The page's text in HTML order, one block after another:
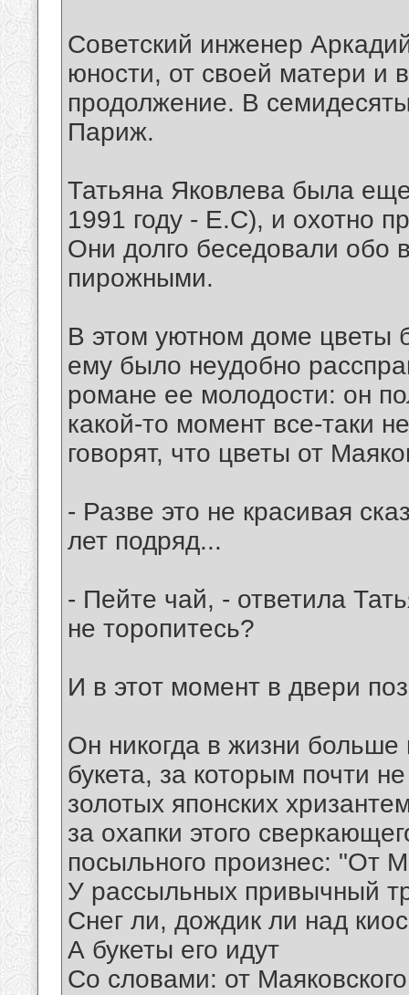
Советский инженер
юности, от своей матери и
продолжение. В
Париж.
Татьяна Яковлева была
1991 году - Е.С), и охотно
Они долго беседовали обо
пирожными.
В этом уютном доме цветы
ему было неудобно
романе ее молодости: он
какой-то момент все-таки
говорят, что цветы от
- Разве это не красивая
лет подряд...
- Пейте чай, - ответила
не торопитесь?
И в этот момент в двери
Он никогда в жизни больше
букета, за которым почти
золотых японских
за охапки этого
посыльного произнес: "От
У рассыльных привычный
Снег ли, дождик ли над
А букеты его идут
Со словами: от